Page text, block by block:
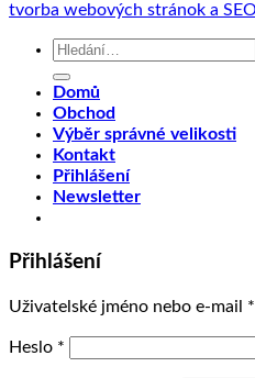
tvorba webových stránok a
Hledat:
Domů
Obchod
Výběr správné velikosti
Kontakt
Přihlášení
Newsletter
Přihlášení
Uživatelské jméno nebo e-mail *
Heslo *